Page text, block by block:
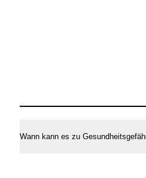
Wann kann es zu